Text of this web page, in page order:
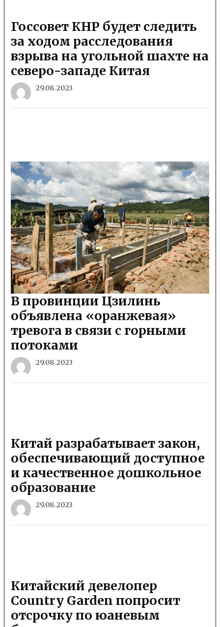
Госсовет КНР будет следить
за ходом расследования
взрыва на угольной шахте на
северо-западе Китая
29.08.2023
В провинции Цзилинь
объявлена «оранжевая»
тревога в связи с горными
потоками
29.08.2023
Китай разрабатывает закон,
обеспечивающий доступное
и качественное дошкольное
образование
29.08.2023
Китайский девелопер
Country Garden попросит
отсрочку по юаневым